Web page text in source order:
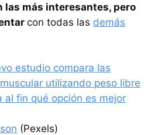
las más interesantes, pero
con todas las demás
estudio compara las
utilizando peso libre
al fin qué opción es mejor
(Pexels)